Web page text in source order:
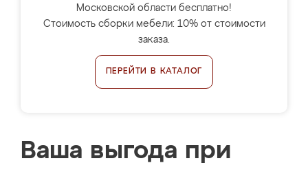
Московской области бесплатно!
Стоимость сборки мебели: 10% от стоимости
заказа.
ПЕРЕЙТИ В КАТАЛОГ
Ваша выгода при